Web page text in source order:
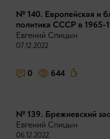
№ 140. Европейская и
политика СССР в 1965-
Евгений Спицын
07.12.2022
0 644
№ 139. Брежневский
Евгений Спицын
06.12.2022